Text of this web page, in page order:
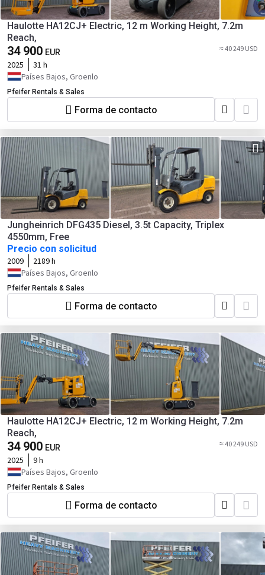
Haulotte HA12CJ+ Electric, 12 m Working Height, 7.2m
Reach,
34 900 EUR ≈ 40 249 USD
2025
31 h
Países Bajos, Groenlo
Pfeifer Rentals & Sales
Forma de contacto
Jungheinrich DFG435 Diesel, 3.5t Capacity, Triplex
4550mm, Free
Precio con solicitud
2009
2189 h
Países Bajos, Groenlo
Pfeifer Rentals & Sales
Forma de contacto
Haulotte HA12CJ+ Electric, 12 m Working Height, 7.2m
Reach,
34 900 EUR ≈ 40 249 USD
2025
9 h
Países Bajos, Groenlo
Pfeifer Rentals & Sales
Forma de contacto